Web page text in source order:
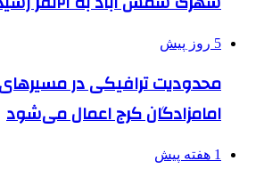
5 روز پیش
محدودیت ترافیکی در
امامزادگان کرج اعمال می‌شود
1 هفته پیش